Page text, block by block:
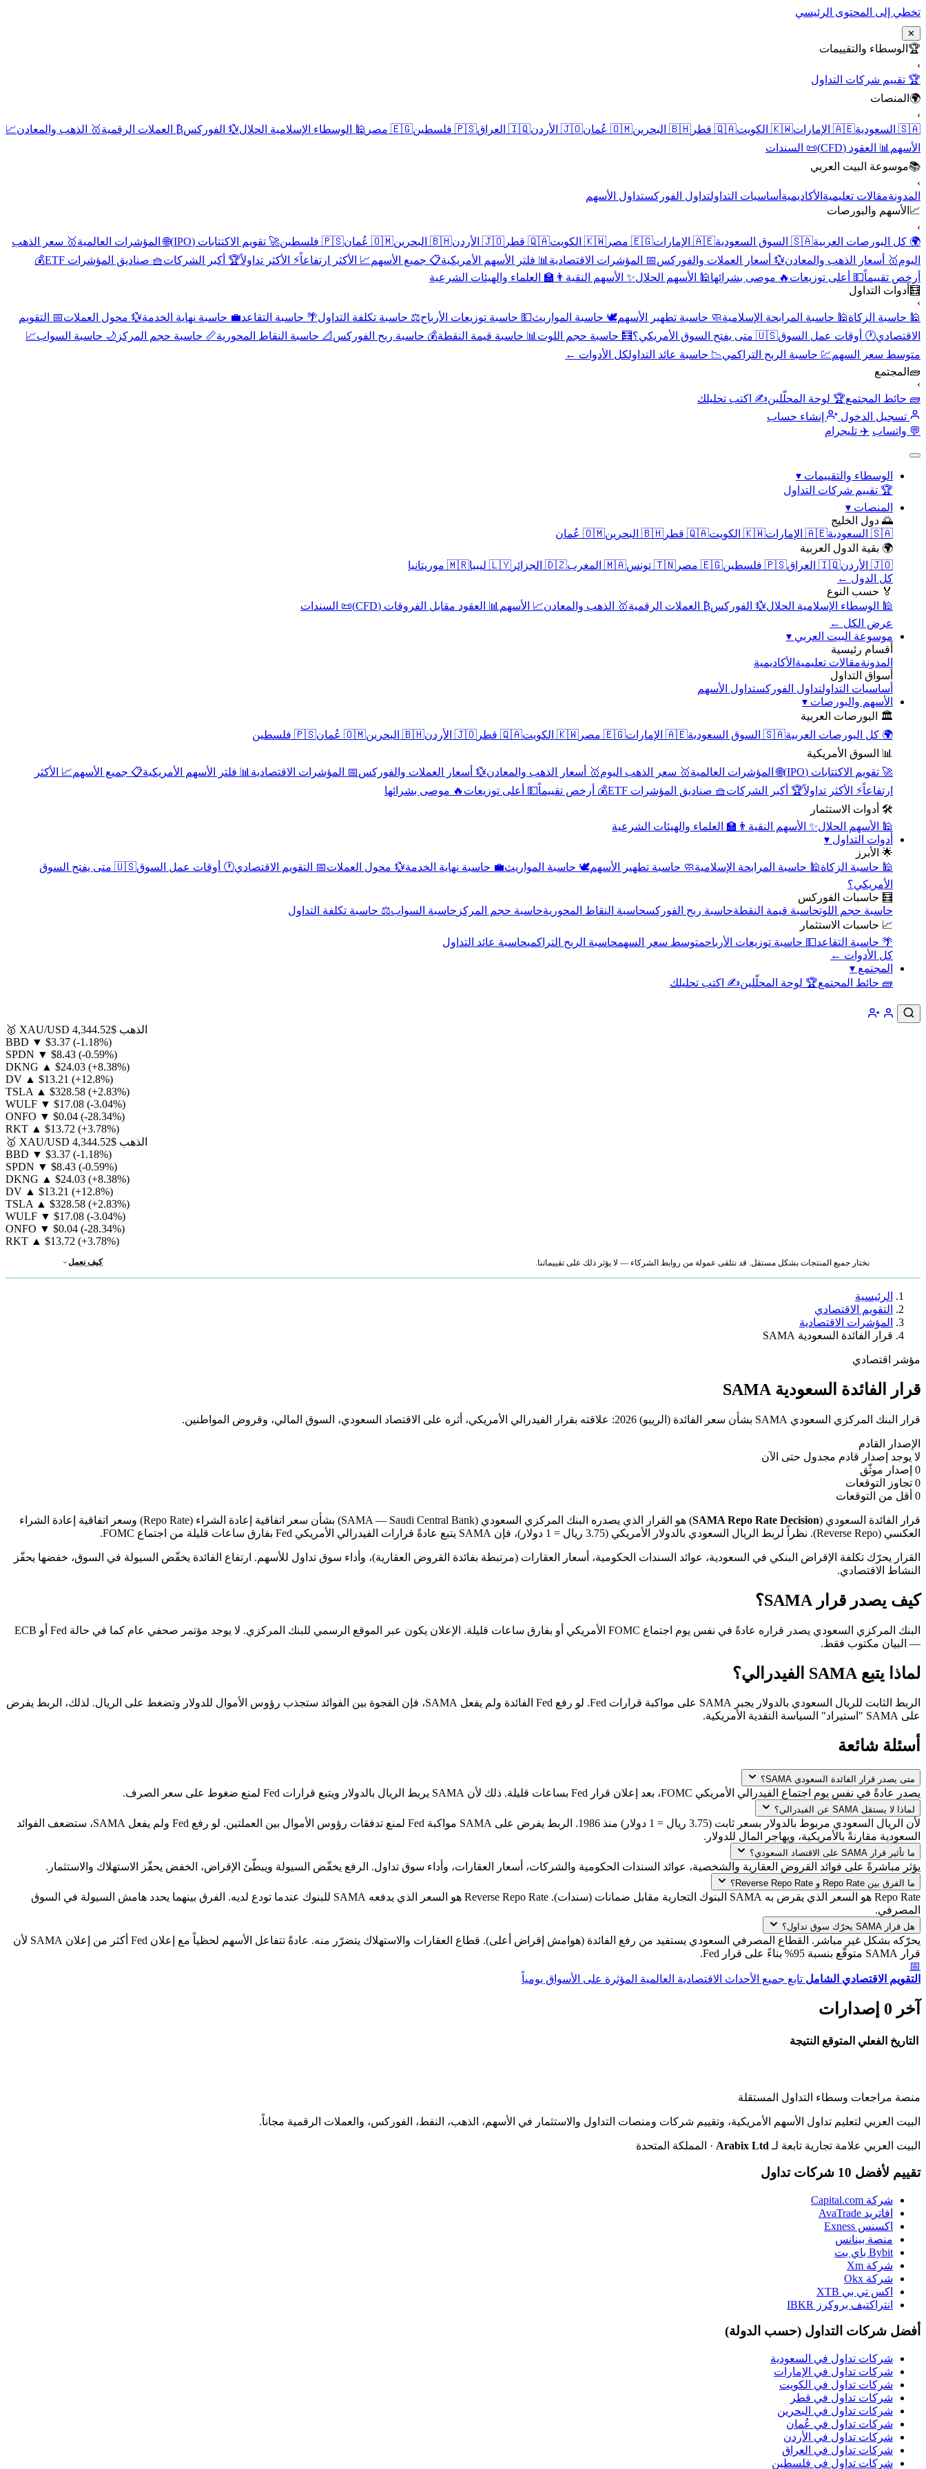
تخطي إلى المحتوى الرئيسي
✕
🏆 الوسطاء والتقييمات
›
🏆 تقييم شركات التداول
🌍 المنصات
›
🇸🇦 السعودية
🇦🇪 الإمارات 🇰🇼 الكويت 🇶🇦 قطر 🇧🇭 البحرين 🇴🇲 عُمان 🇯🇴 الأردن 🇮🇶 العراق 🇵🇸 فلسطين 🇪🇬 مصر 🕌 الوسطاء الإسلامية الحلال💱 الفوركس₿ العملات الرقمية🥇 الذهب والمعادن📈
الأسهم 📊 العقود (CFD)
📜 السندات
📚موسوعة البيت العربي
›
المدونةمقالات تعليمية الأكاديمية أساسيات التداولتداول الفوركستداول الأسهم
📈 الأسهم والبورصات
›
🌍 كل البورصات العربية🇸🇦 السوق السعودية 🇦🇪 الإمارات 🇪🇬 مصر 🇰🇼 الكويت 🇶🇦 قطر 🇯🇴 الأردن 🇧🇭 البحرين 🇴🇲 عُمان 🇵🇸 فلسطين 🚀 تقويم الاكتتابات (IPO) 🌐 المؤشرات العالمية🥇 سعر الذهب
اليوم🥇 أسعار الذهب والمعادن💱 أسعار العملات والفوركس📅 المؤشرات الاقتصادية 📊 فلتر الأسهم الأمريكية📋 جميع الأسهم📈 الأكثر ارتفاعاً⚡ الأكثر تداولاً🏆 أكبر الشركات🧺 صناديق المؤشرات ETF
💰
أرخص تقييماً💵 أعلى توزيعات 🔥 موصى بشرائها🕌 الأسهم الحلال✨ الأسهم النقية 👨‍🏫 العلماء والهيئات الشرعية
🧮 أدوات التداول
›
🕌 حاسبة الزكاة🕌 حاسبة المرابحة الإسلامية🧼 حاسبة تطهير الأسهم🕊️ حاسبة المواريث💵 حاسبة توزيعات الأرباح⚖️ حاسبة تكلفة التداول🌴 حاسبة التقاعد💼 حاسبة نهاية الخدمة💱 محول العملات📅 التقويم
الاقتصادي🕐 أوقات عمل السوق🇺🇸 متى يفتح السوق الأمريكي؟ 🧮 حاسبة حجم اللوت 📊 حاسبة قيمة النقطة💰 حاسبة ربح الفوركس 📐 حاسبة النقاط المحورية📏 حاسبة حجم المركز 🌙 حاسبة السواب📈
متوسط سعر السهم💹 حاسبة الربح التراكمي📉 حاسبة عائد التداولكل الأدوات ←
🧱 المجتمع
›
🧱 حائط المجتمع🏆 لوحة المحلّلين✍️ اكتب تحليلك
تسجيل الدخول
إنشاء حساب
💬 واتساب ✈️ تليجرام
الوسطاء والتقييمات ▾
🏆 تقييم شركات التداول
المنصات ▾
🌅 دول الخليج
🇸🇦 السعودية
🇦🇪 الإمارات 🇰🇼 الكويت 🇶🇦 قطر 🇧🇭 البحرين
🇴🇲 عُمان
🌍 بقية الدول العربية
🇯🇴 الأردن
🇮🇶 العراق 🇵🇸 فلسطين 🇪🇬 مصر 🇹🇳 تونس 🇲🇦 المغرب 🇩🇿 الجزائر 🇱🇾 ليبيا
🇲🇷 موريتانيا
كل الدول ←
🏅 حسب النوع
🕌 الوسطاء الإسلامية الحلال💱 الفوركس₿ العملات الرقمية🥇 الذهب والمعادن📈 الأسهم 📊 العقود مقابل الفروقات (CFD)
📜 السندات
عرض الكل ←
موسوعة البيت العربي ▾
أقسام رئيسية
المدونةمقالات تعليمية الأكاديمية
أسواق التداول
أساسيات التداولتداول الفوركستداول الأسهم
الأسهم والبورصات ▾
🏛️ البورصات العربية
🌍 كل البورصات العربية🇸🇦 السوق السعودية 🇦🇪 الإمارات 🇪🇬 مصر 🇰🇼 الكويت 🇶🇦 قطر 🇯🇴 الأردن 🇧🇭 البحرين 🇴🇲 عُمان
🇵🇸 فلسطين
📊 السوق الأمريكية
🚀 تقويم الاكتتابات (IPO)
🌐 المؤشرات العالمية🥇 سعر الذهب اليوم🥇 أسعار الذهب والمعادن💱 أسعار العملات والفوركس📅 المؤشرات الاقتصادية 📊 فلتر الأسهم الأمريكية📋 جميع الأسهم📈 الأكثر
ارتفاعاً⚡ الأكثر تداولاً🏆 أكبر الشركات🧺 صناديق المؤشرات ETF 💰 أرخص تقييماً💵 أعلى توزيعات 🔥 موصى بشرائها
🛠️ أدوات الاستثمار
🕌 الأسهم الحلال✨ الأسهم النقية 👨‍🏫 العلماء والهيئات الشرعية
أدوات التداول ▾
🌟 الأبرز
🕌 حاسبة الزكاة🕌 حاسبة المرابحة الإسلامية🧼 حاسبة تطهير الأسهم🕊️ حاسبة المواريث💼 حاسبة نهاية الخدمة💱 محول العملات📅 التقويم الاقتصادي🕐 أوقات عمل السوق
🇺🇸 متى يفتح السوق
الأمريكي؟
🧮 حاسبات الفوركس
حاسبة حجم اللوتحاسبة قيمة النقطةحاسبة ربح الفوركسحاسبة النقاط المحوريةحاسبة حجم المركز حاسبة السواب⚖️ حاسبة تكلفة التداول
📈 حاسبات الاستثمار
🌴 حاسبة التقاعد💵 حاسبة توزيعات الأرباحمتوسط سعر السهمحاسبة الربح التراكميحاسبة عائد التداول
كل الأدوات ←
المجتمع ▾
🧱 حائط المجتمع🏆 لوحة المحلّلين✍️ اكتب تحليلك
🥇 XAU/USD الذهب $4,344.52
BBD ▼ $3.37 (-1.18%)
SPDN ▼ $8.43 (-0.59%)
DKNG ▲ $24.03 (+8.38%)
DV ▲ $13.21 (+12.8%)
TSLA ▲ $328.58 (+2.83%)
WULF ▼ $17.08 (-3.04%)
ONFO ▼ $0.04 (-28.34%)
RKT ▲ $13.72 (+3.78%)
🥇 XAU/USD الذهب $4,344.52
BBD ▼ $3.37 (-1.18%)
SPDN ▼ $8.43 (-0.59%)
DKNG ▲ $24.03 (+8.38%)
DV ▲ $13.21 (+12.8%)
TSLA ▲ $328.58 (+2.83%)
WULF ▼ $17.08 (-3.04%)
ONFO ▼ $0.04 (-28.34%)
RKT ▲ $13.72 (+3.78%)
نختار جميع المنتجات بشكل مستقل. قد نتلقى عمولة من روابط الشركاء — لا يؤثر ذلك على تقييماتنا. كيف نعمل
الرئيسية
التقويم الاقتصادي
المؤشرات الاقتصادية
قرار الفائدة السعودية SAMA
مؤشر اقتصادي
قرار الفائدة السعودية SAMA
قرار البنك المركزي السعودي SAMA بشأن سعر الفائدة (الريبو) 2026: علاقته بقرار الفيدرالي الأمريكي، أثره على الاقتصاد السعودي، السوق المالي، وقروض المواطنين.
الإصدار القادم
لا يوجد إصدار قادم مجدول حتى الآن
0 إصدار موثّق
0 تجاوز التوقعات
0 أقل من التوقعات
قرار الفائدة السعودي (SAMA Repo Rate Decision
) هو القرار الذي يصدره البنك المركزي السعودي (SAMA — Saudi Central Bank) بشأن سعر اتفاقية إعادة الشراء (Repo Rate) وسعر اتفاقية إعادة الشراء
العكسي (Reverse Repo). نظراً لربط الريال السعودي بالدولار الأمريكي (3.75 ريال = 1 دولار)، فإن SAMA يتبع عادةً قرارات الفيدرالي الأمريكي Fed بفارق ساعات قليلة من اجتماع FOMC.
القرار يحرّك تكلفة الإقراض البنكي في السعودية، عوائد السندات الحكومية، أسعار العقارات (مرتبطة بفائدة القروض العقارية)، وأداء سوق تداول للأسهم. ارتفاع الفائدة يخفّض السيولة في السوق، خفضها يحفّز
النشاط الاقتصادي.
كيف يصدر قرار SAMA؟
البنك المركزي السعودي يصدر قراره عادةً في نفس يوم اجتماع FOMC الأمريكي أو بفارق ساعات قليلة. الإعلان يكون عبر الموقع الرسمي للبنك المركزي. لا يوجد مؤتمر صحفي عام كما في حالة Fed أو ECB
— البيان مكتوب فقط.
لماذا يتبع SAMA الفيدرالي؟
الربط الثابت للريال السعودي بالدولار يجبر SAMA على مواكبة قرارات Fed. لو رفع Fed الفائدة ولم يفعل SAMA، فإن الفجوة بين الفوائد ستجذب رؤوس الأموال للدولار وتضغط على الريال. لذلك، الربط يفرض
على SAMA "استيراد" السياسة النقدية الأمريكية.
أسئلة شائعة
متى يصدر قرار الفائدة السعودي SAMA؟
يصدر عادةً في نفس يوم اجتماع الفيدرالي الأمريكي FOMC، بعد إعلان قرار Fed بساعات قليلة. ذلك لأن SAMA يربط الريال بالدولار ويتبع قرارات Fed لمنع ضغوط على سعر الصرف.
لماذا لا يستقل SAMA عن الفيدرالي؟
لأن الريال السعودي مربوط بالدولار بسعر ثابت (3.75 ريال = 1 دولار) منذ 1986. الربط يفرض على SAMA مواكبة Fed لمنع تدفقات رؤوس الأموال بين العملتين. لو رفع Fed ولم يفعل SAMA، ستضعف الفوائد
السعودية مقارنةً بالأمريكية، ويهاجر المال للدولار.
ما تأثير قرار SAMA على الاقتصاد السعودي؟
يؤثر مباشرةً على فوائد القروض العقارية والشخصية، عوائد السندات الحكومية والشركات، أسعار العقارات، وأداء سوق تداول. الرفع يخفّض السيولة ويبطّئ الإقراض، الخفض يحفّز الاستهلاك والاستثمار.
ما الفرق بين Repo Rate و Reverse Repo Rate؟
Repo Rate هو السعر الذي يقرض به SAMA البنوك التجارية مقابل ضمانات (سندات). Reverse Repo Rate هو السعر الذي يدفعه SAMA للبنوك عندما تودع لديه. الفرق بينهما يحدد هامش السيولة في السوق
المصرفي.
هل قرار SAMA يحرّك سوق تداول؟
يحرّكه بشكل غير مباشر. القطاع المصرفي السعودي يستفيد من رفع الفائدة (هوامش إقراض أعلى). قطاع العقارات والاستهلاك يتضرّر منه. عادةً تتفاعل الأسهم لحظياً مع إعلان Fed أكثر من إعلان SAMA لأن
قرار SAMA متوقّع بنسبة 95% بناءً على قرار Fed.
📅
التقويم الاقتصادي الشامل تابع جميع الأحداث الاقتصادية العالمية المؤثرة على الأسواق يومياً
آخر 0 إصدارات
التاريخ الفعلي المتوقع النتيجة
منصة مراجعات وسطاء التداول المستقلة
البيت العربي لتعليم تداول الأسهم الأمريكية، وتقييم شركات ومنصات التداول والاستثمار في الأسهم، الذهب، النفط، الفوركس، والعملات الرقمية مجاناً.
البيت العربي علامة تجارية تابعة لـ Arabix Ltd · المملكة المتحدة
تقييم لأفضل 10 شركات تداول
شركة Capital.com
افاتريد AvaTrade
اكسنس Exness
منصة بينانس
Bybit باي بت
شركة Xm
شركة Okx
اكس تي بي XTB
انتراكتيف بروكرز IBKR
أفضل شركات التداول (حسب الدولة)
شركات تداول في السعودية
شركات تداول في الإمارات
شركات تداول في الكويت
شركات تداول في قطر
شركات تداول في البحرين
شركات تداول في عُمان
شركات تداول في الأردن
شركات تداول في العراق
شركات تداول في فلسطين